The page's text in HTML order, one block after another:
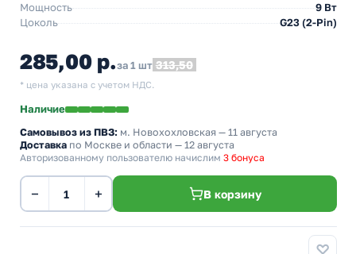
Мощность
9 Вт
Цоколь
G23 (2-Pin)
285,00 р.за 1 шт 313,50
* цена указана с учетом НДС.
Наличие
Самовывоз из ПВЗ: м. Новохохловская — 11 августа
Доставка по Москве и области — 12 августа
Авторизованному пользователю начислим 3 бонуса
− + В корзину